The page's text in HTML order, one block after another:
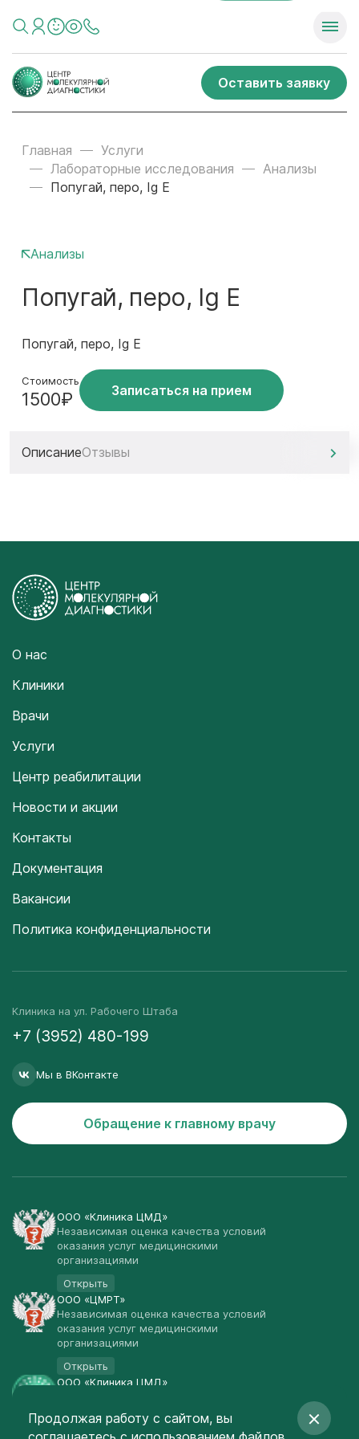
Оставить заявку
Главная
Услуги
Лабораторные исследования
Анализы
Попугай, перо, Ig E
Анализы
Попугай, перо, Ig E
Попугай, перо, Ig E
Стоимость
1500₽ Записаться на прием
ОписаниеОтзывы
О нас
Клиники
Врачи
Услуги
Центр реабилитации
Новости и акции
Контакты
Документация
Вакансии
Политика конфиденциальности
Клиника на ул. Рабочего Штаба
+7 (3952) 480-199
Мы в ВКонтакте
Обращение к главному врачу
ООО «Клиника ЦМД»
Независимая оценка качества условий
оказания услуг медицинскими
организациями
Открыть
ООО «ЦМРТ»
Независимая оценка качества условий
оказания услуг медицинскими
организациями
Открыть
ООО «Клиника ЦМД»
Открыть
Продолжая работу с сайтом, вы